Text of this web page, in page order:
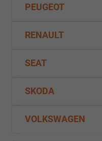
PEUGEOT
RENAULT
SEAT
SKODA
VOLKSWAGEN